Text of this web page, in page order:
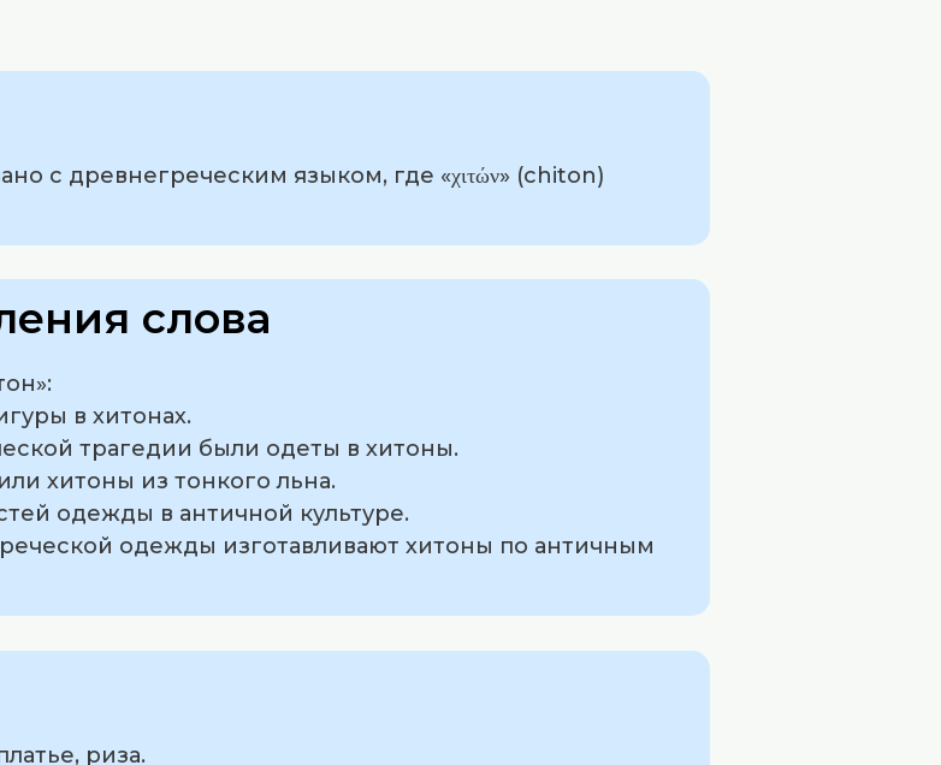
с древнегреческим языком, где «χιτών» (chiton)
слова
в хитонах.
трагедии были одеты в хитоны.
хитоны из тонкого льна.
одежды в античной культуре.
одежды изготавливают хитоны по античным
риза.